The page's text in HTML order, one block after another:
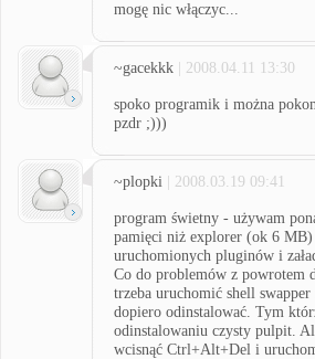
mogę nic włączyc...
~gacekkk | 2008.04.11 13:30
spoko programik i można
pzdr ;)))
~plopki | 2008.03.19 09:41
program świetny - używam
pamięci niż explorer (ok 6
uruchomionych pluginów i
Co do problemów z powrotem
trzeba uruchomić shell
dopiero odinstalować. Tym
odinstalowaniu czysty pulpit.
wcisnąć Ctrl+Alt+Del i